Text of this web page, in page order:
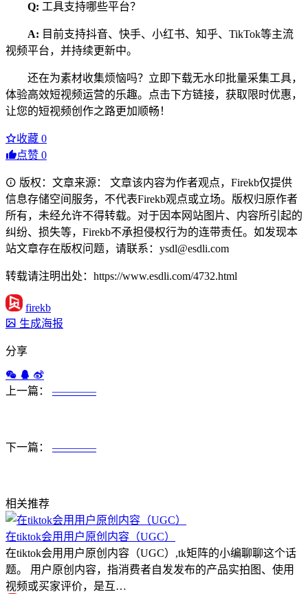
Q: 工具支持哪些平台？
A: 目前支持抖音、快手、小红书、知乎、TikTok等主流
视频平台，并持续更新中。
还在为素材收集烦恼吗？立即下载无水印批量采集工具，
体验高效短视频运营的乐趣。点击下方链接，获取限时优惠，
让您的短视频创作之路更加顺畅！
收藏 0
点赞 0
版权：文章来源： 文章该内容为作者观点，Firekb仅提供
信息存储空间服务，不代表Firekb观点或立场。版权归原作者
所有，未经允许不得转载。对于因本网站图片、内容所引起的
纠纷、损失等，Firekb不承担侵权行为的连带责任。如发现本
站文章存在版权问题，请联系：ysdl@esdli.com
转载请注明出处：https://www.esdli.com/4732.html
firekb
生成海报
分享
上一篇： ————
下一篇： ————
相关推荐
在tiktok会用用户原创内容（UGC）
在tiktok会用用户原创内容（UGC）,tk矩阵的小编聊聊这个话
题。 用户原创内容，指消费者自发发布的产品实拍图、使用
视频或买家评价，是互…